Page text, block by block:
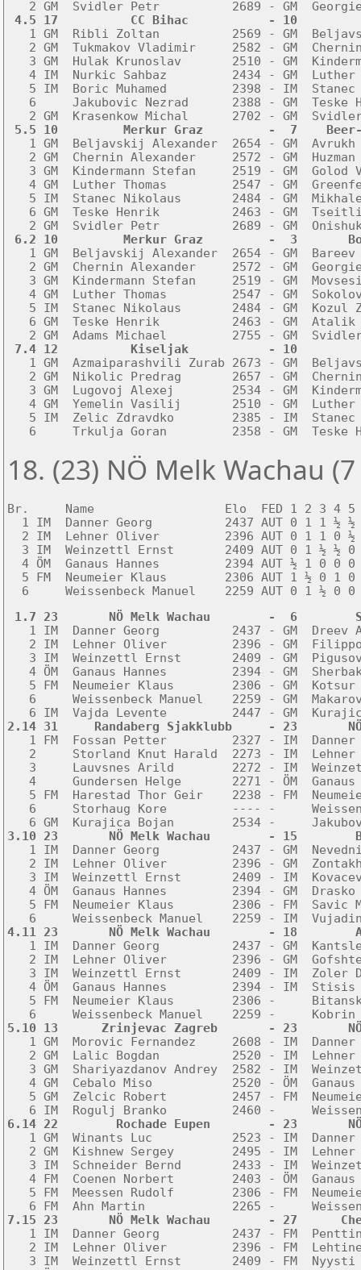
4.5 17          CC Bihac           - 10
1 GM  Ribli Zoltan          2569 - GM
2 GM  Tukmakov Vladimir     2582 - GM
3 GM  Hulak Krunoslav       2510 - GM
4 IM  Nurkic Sahbaz         2434 - GM
5 IM  Boric Muhamed         2398 - IM
6     Jakubovic Nezrad      2388 - GM  Teske
5.5 10         Merkur Graz         -  7    Beer-
1 GM  Beljavskij Alexander  2654 - GM
2 GM  Chernin Alexander     2572 - GM
3 GM  Kindermann Stefan     2519 - GM  Golod
4 GM  Luther Thomas         2547 - GM
5 IM  Stanec Nikolaus       2484 - GM
6 GM  Teske Henrik          2463 - GM
6.2 10         Merkur Graz         -  3
1 GM  Beljavskij Alexander  2654 - GM
2 GM  Chernin Alexander     2572 - GM
3 GM  Kindermann Stefan     2519 - GM
4 GM  Luther Thomas         2547 - GM
5 IM  Stanec Nikolaus       2484 - GM  Kozul
6 GM  Teske Henrik          2463 - GM
7.4 12          Kiseljak           - 10
1 GM  Azmaiparashvili Zurab 2673 - GM
2 GM  Nikolic Predrag       2657 - GM
3 GM  Lugovoj Alexej        2534 - GM
4 GM  Yemelin Vasilij       2510 - GM
5 IM  Zelic Zdravdko        2385 - IM
6     Trkulja Goran         2358 - GM  Teske
18. (23) NÖ Melk Wachau
Br.     Name                  Elo  FED 1 2 3 4 5 6
1 IM  Danner Georg          2437 AUT 0 1 1 ½
2 IM  Lehner Oliver         2396 AUT 0 1 1 0
3 IM  Weinzettl Ernst       2409 AUT 0 1 ½ ½
4 ÖM  Ganaus Hannes         2394 AUT ½ 1 0 0
5 FM  Neumeier Klaus        2306 AUT 1 ½ 0 1
6     Weissenbeck Manuel    2259 AUT 0 1 ½ 0
1.7 23       NÖ Melk Wachau        -  6
1 IM  Danner Georg          2437 - GM
2 IM  Lehner Oliver         2396 - GM
3 IM  Weinzettl Ernst       2409 - GM
4 ÖM  Ganaus Hannes         2394 - GM
5 FM  Neumeier Klaus        2306 - GM
6     Weissenbeck Manuel    2259 - GM
2.14 31     Randaberg Sjakklubb     - 23
1 FM  Fossan Petter         2327 - IM
2     Storland Knut Harald  2273 - IM
3     Lauvsnes Arild        2272 - IM
4     Gundersen Helge       2271 - ÖM
5 FM  Harestad Thor Geir    2238 - FM
6     Storhaug Kore         ---- -
3.10 23       NÖ Melk Wachau        - 15
1 IM  Danner Georg          2437 - GM
2 IM  Lehner Oliver         2396 - GM
3 IM  Weinzettl Ernst       2409 - IM
4 ÖM  Ganaus Hannes         2394 - GM
5 FM  Neumeier Klaus        2306 - FM  Savic
4.11 23       NÖ Melk Wachau        - 18
1 IM  Danner Georg          2437 - GM
2 IM  Lehner Oliver         2396 - GM
3 IM  Weinzettl Ernst       2409 - IM  Zoler
4 ÖM  Ganaus Hannes         2394 - IM
5 FM  Neumeier Klaus        2306 -
5.10 13      Zrinjevac Zagreb       - 23
1 GM  Morovic Fernandez     2608 - IM
2 GM  Lalic Bogdan          2520 - IM
3 GM  Shariyazdanov Andrey  2582 - IM
4 GM  Cebalo Miso           2520 - ÖM
5 GM  Zelcic Robert         2457 - FM
6.14 22        Rochade Eupen        - 23
1 GM  Winants Luc           2523 - IM
2 GM  Kishnew Sergey        2495 - IM
3 IM  Schneider Bernd       2433 - IM
4 FM  Coenen Norbert        2403 - ÖM
5 FM  Meessen Rudolf        2306 - FM
7.15 23       NÖ Melk Wachau        - 27
1 IM  Danner Georg          2437 - FM
2 IM  Lehner Oliver         2396 - FM
3 IM  Weinzettl Ernst       2409 - FM